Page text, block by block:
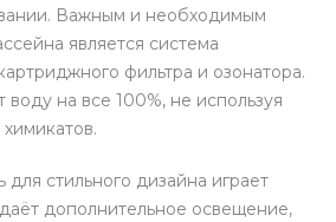
Важным и необходимым
является система
фильтра и озонатора.
воду на все 100%, не используя
стильного дизайна играет
дополнительное освещение,